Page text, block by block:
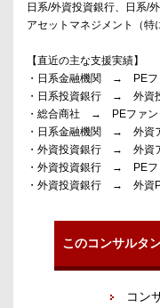
日系/外資投資銀行、日系/
アセットマネジメント（特
【直近の主な支援実績】
・日系金融機関 → PEフ
・日系投資銀行 → 外資
・総合商社 → PEファン
・日系金融機関 → 外資ア
・外資投資銀行 → 外資ア
・外資投資銀行 → PEフ
・外資投資銀行 → 外資
このコンサルタ
コン